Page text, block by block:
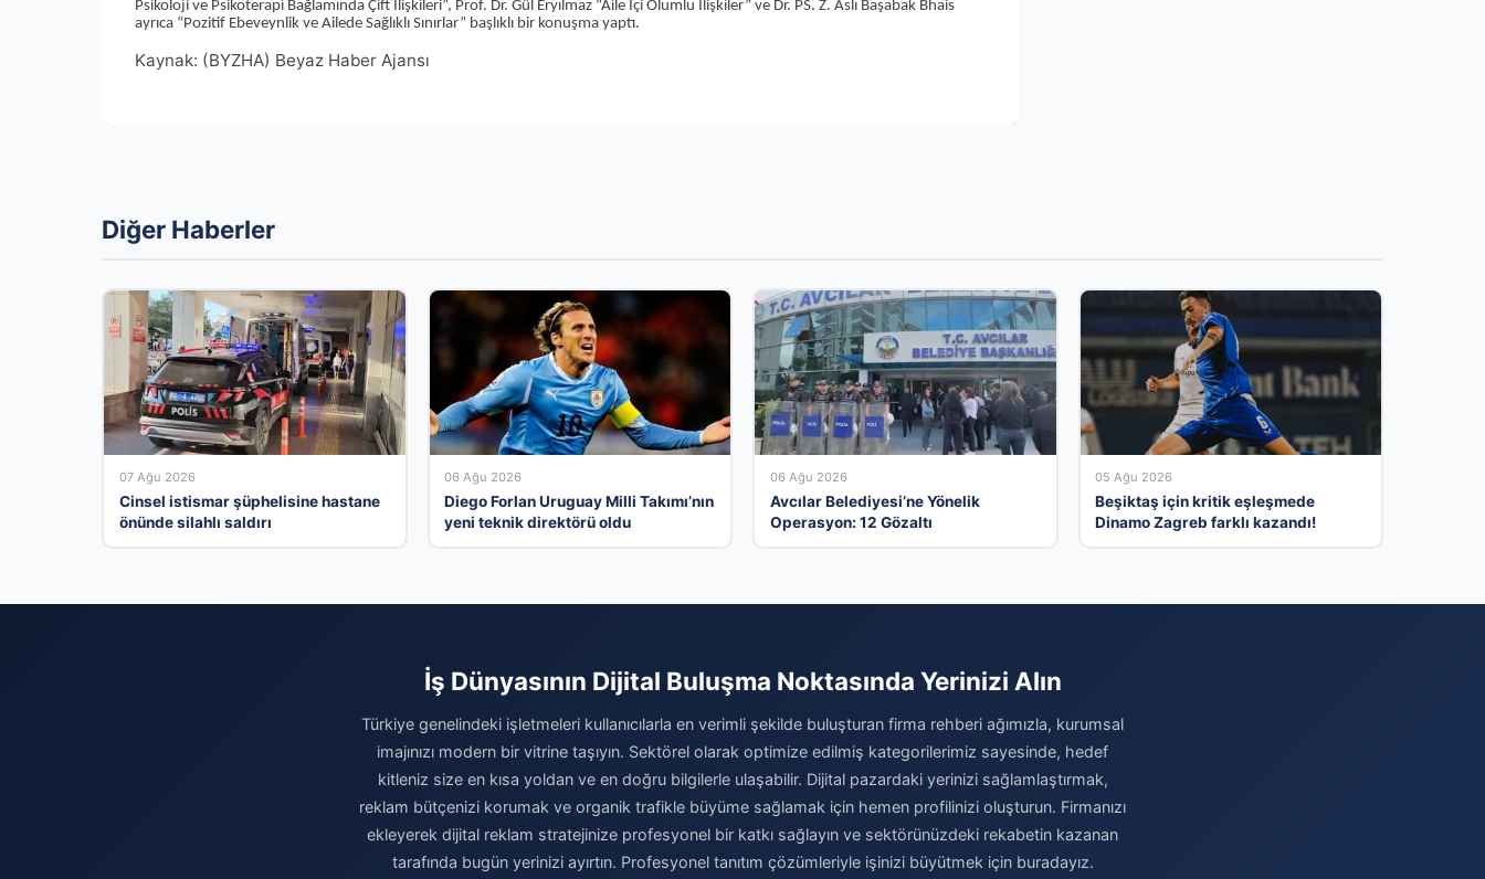
Psikoloji ve Psikoterapi Bağlamında Çift İlişkileri”, Prof. Dr. Gül Eryılmaz “Aile İçi Olumlu İlişkiler” ve Dr. PS. Z. Aslı Başabak Bhais
ayrıca “Pozitif Ebeveynlik ve Ailede Sağlıklı Sınırlar” başlıklı bir konuşma yaptı.
Kaynak: (BYZHA) Beyaz Haber Ajansı
Diğer Haberler
07 Ağu 2026
Cinsel istismar şüphelisine hastane
önünde silahlı saldırı
06 Ağu 2026
Diego Forlan Uruguay Milli Takımı’nın
yeni teknik direktörü oldu
06 Ağu 2026
Avcılar Belediyesi’ne Yönelik
Operasyon: 12 Gözaltı
05 Ağu 2026
Beşiktaş için kritik eşleşmede
Dinamo Zagreb farklı kazandı!
İş Dünyasının Dijital Buluşma Noktasında Yerinizi Alın
Türkiye genelindeki işletmeleri kullanıcılarla en verimli şekilde buluşturan firma rehberi ağımızla, kurumsal
imajınızı modern bir vitrine taşıyın. Sektörel olarak optimize edilmiş kategorilerimiz sayesinde, hedef
kitleniz size en kısa yoldan ve en doğru bilgilerle ulaşabilir. Dijital pazardaki yerinizi sağlamlaştırmak,
reklam bütçenizi korumak ve organik trafikle büyüme sağlamak için hemen profilinizi oluşturun. Firmanızı
ekleyerek dijital reklam stratejinize profesyonel bir katkı sağlayın ve sektörünüzdeki rekabetin kazanan
tarafında bugün yerinizi ayırtın. Profesyonel tanıtım çözümleriyle işinizi büyütmek için buradayız.